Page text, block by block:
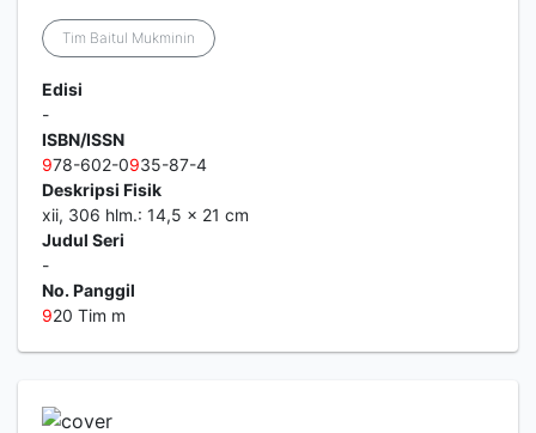
Tim Baitul Mukminin
Edisi
-
ISBN/ISSN
978-602-0935-87-4
Deskripsi Fisik
xii, 306 hlm.: 14,5 x 21 cm
Judul Seri
-
No. Panggil
920 Tim m